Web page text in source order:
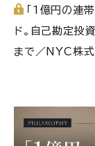
「1億円の連
ド。自己勘定投
まで／NYC株